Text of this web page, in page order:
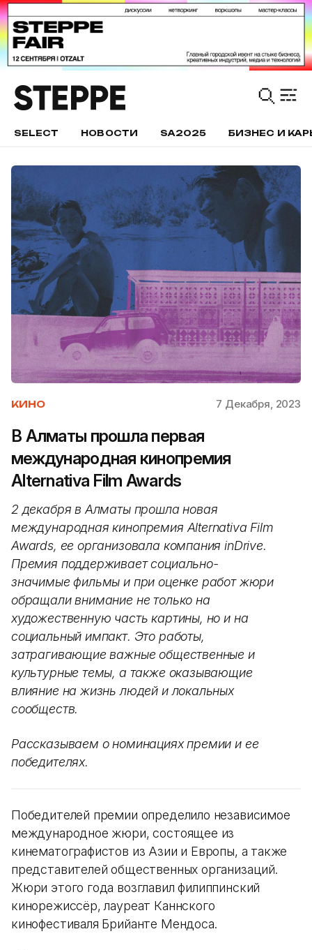
SELECT НОВОСТИ SA2025 БИЗНЕС И
КИНО 7 Декабря, 2023
В Алматы прошла первая
международная кинопремия
Alternativa Film Awards
2 декабря в Алматы прошла новая
международная кинопремия Alternativa Film
Awards, ее организовала компания inDrive.
Премия поддерживает социально-
значимые фильмы и при оценке работ жюри
обращали внимание не только на
художественную часть картины, но и на
социальный импакт. Это работы,
затрагивающие важные общественные и
культурные темы, а также оказывающие
влияние на жизнь людей и локальных
сообществ.
Рассказываем о номинациях премии и ее
победителях.
Победителей премии определило независимое
международное жюри, состоящее из
кинематографистов из Азии и Европы, а также
представителей общественных организаций.
Жюри этого года возглавил филиппинский
кинорежиссёр, лауреат Каннского
кинофестиваля Брийанте Мендоса.